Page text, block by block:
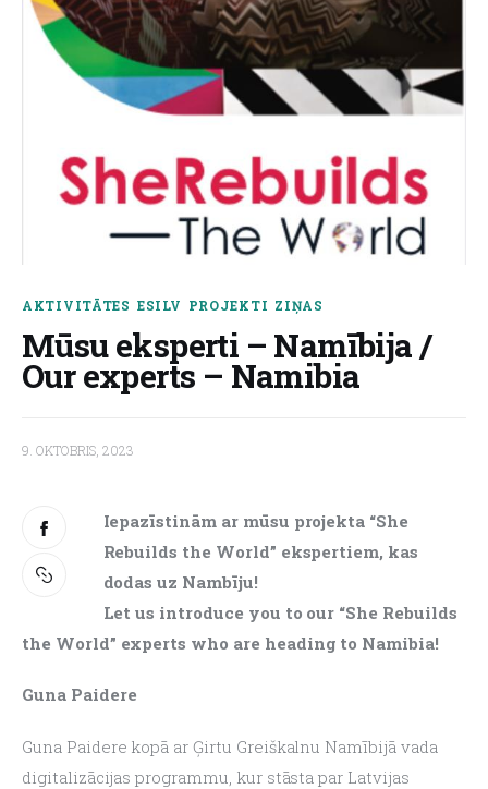
AKTIVITĀTES ESILV PROJEKTI ZIŅAS
Mūsu eksperti – Namībija /
Our experts – Namibia
9. OKTOBRIS, 2023
Iepazīstinām ar mūsu projekta “She
Rebuilds the World” ekspertiem, kas
dodas uz Nambīju!
Let us introduce you to our “She Rebuilds
the World” experts who are heading to Namibia!
Guna Paidere
Guna Paidere kopā ar Ģirtu Greiškalnu Namībijā vada
digitalizācijas programmu, kur stāsta par Latvijas